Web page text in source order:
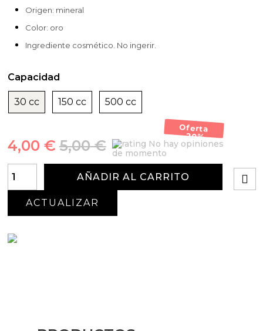
Origen: mineral
Color: oro
Ingrediente cosmético. No ingerir.
Capacidad
30 cc 150 cc 500 cc
Oferta
-20%
5,00 €
4,00 €
No hay opiniones
de momento
AÑADIR AL CARRITO